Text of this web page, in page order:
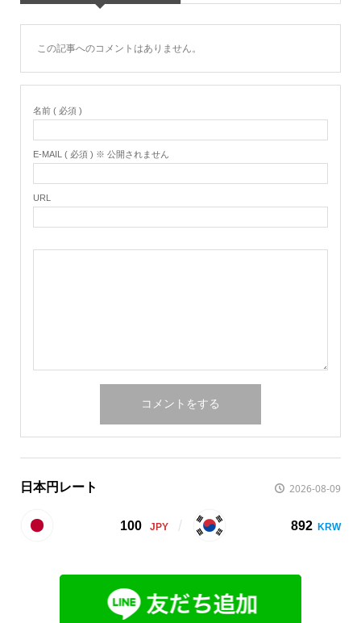
この記事へのコメントはありません。
名前 ( 必須 )
E-MAIL ( 必須 ) ※ 公開されません
URL
日本円レート 2026-08-09
100 892